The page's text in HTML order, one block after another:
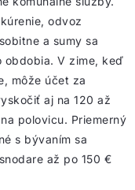
odvoz
a sumy sa
obdobia. V zime, keď
môže účet za
aj na 120 až
polovicu. Priemerný
s bývaním sa
až po 150 €